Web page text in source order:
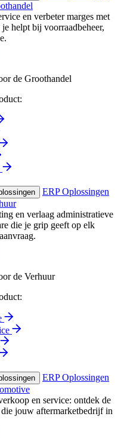
en verbeter marges met
helpt bij voorraadbeheer,
de Groothandel
ERP Oplossingen
en verlaag administratieve
die je grip geeft op elk
de Verhuur
ERP Oplossingen
en service: ontdek de
jouw aftermarketbedrijf in